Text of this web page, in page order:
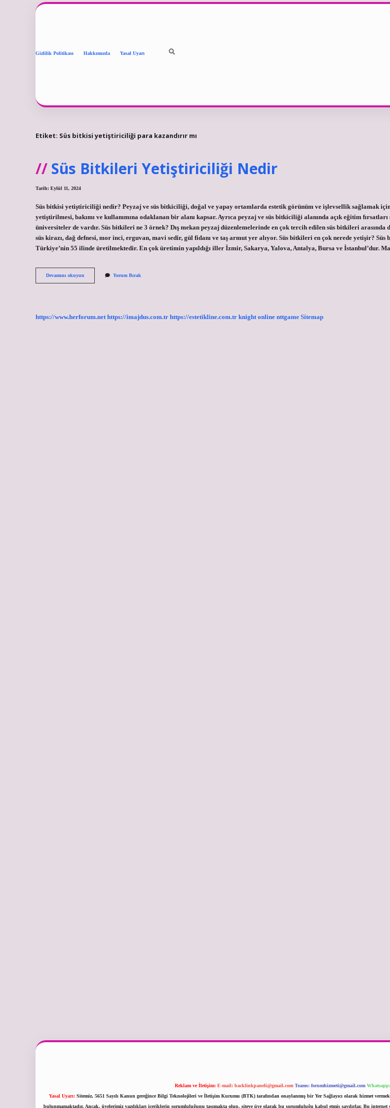
Gizlilik Politikası Hakkımızda Yasal Uyarı
Etiket: Süs bitkisi yetiştiriciliği para kazandırır mı
Süs Bitkileri Yetiştiriciliği Nedir
Tarih: Eylül 11, 2024
Süs bitkisi yetiştiriciliği nedir? Peyzaj ve süs bitkiciliği, doğal ve yapay ortamlarda estetik görünüm ve işlevsellik sağlamak
yetiştirilmesi, bakımı ve kullanımına odaklanan bir alanı kapsar. Ayrıca peyzaj ve süs bitkiciliği alanında açık eğitim fırsatları
üniversiteler de vardır. Süs bitkileri ne 3 örnek? Dış mekan peyzaj düzenlemelerinde en çok tercih edilen süs bitkileri arasında
süs kirazı, dağ defnesi, mor inci, erguvan, mavi sedir, gül fidanı ve taş armut yer alıyor. Süs bitkileri en çok nerede yetişir? Süs
Türkiye’nin 55 ilinde üretilmektedir. En çok üretimin yapıldığı iller İzmir, Sakarya, Yalova, Antalya, Bursa ve İstanbul’dur.
Devamını okuyun
Bitkileri
Yorum Bırak
https://www.herforum.net https://imajdus.com.tr https://estetikline.com.tr knight online nttgame Sitemap
Reklam ve İletişim: E-mail: backlinkpaneli@gmail.com Teams: forumhizmeti@gmail.com
Yasal Uyarı: Sitemiz, 5651 Sayılı Kanun gereğince Bilgi Teknolojileri ve İletişim Kurumu (BTK) tarafından onaylanmış bir Yer Sağlayıcı olarak hizmet
bulunmamaktadır. Ancak, üyelerimiz yazdıkları içeriklerin sorumluluğunu taşımakta olup, siteye üye olarak bu sorumluluğu kabul etmiş sayılırlar. Bu